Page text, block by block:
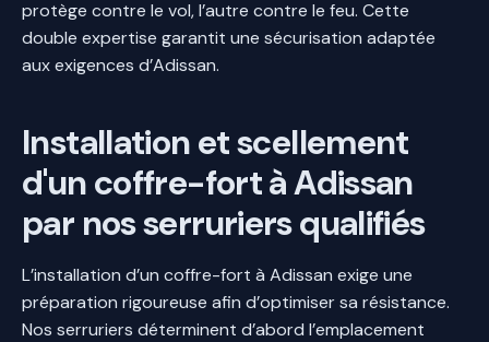
protège contre le vol, l’autre contre le feu. Cette
double expertise garantit une sécurisation adaptée
aux exigences d’Adissan.
Installation et scellement
d'un coffre-fort à Adissan
par nos serruriers qualifiés
L’installation d’un coffre-fort à Adissan exige une
préparation rigoureuse afin d’optimiser sa résistance.
Nos serruriers déterminent d’abord l’emplacement